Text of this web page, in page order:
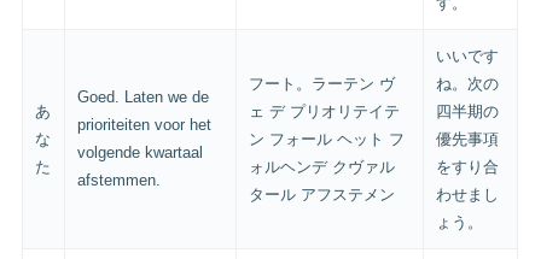
あ
な
た
Goed. Laten we de
prioriteiten voor het
volgende kwartaal
afstemmen.
フート。ラーテン ヴ
ェ デ プリオリテイテ
ン フォール ヘット フ
ォルヘンデ クヴァル
タール アフステメン
いいです
ね。次の
四半期の
優先事項
をすり合
わせまし
ょう。